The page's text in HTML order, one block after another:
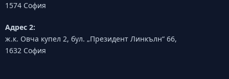
1574 София
Адрес 2:
ж.к. Овча купел 2, бул. „Президент Линкълн“ 66,
1632 София